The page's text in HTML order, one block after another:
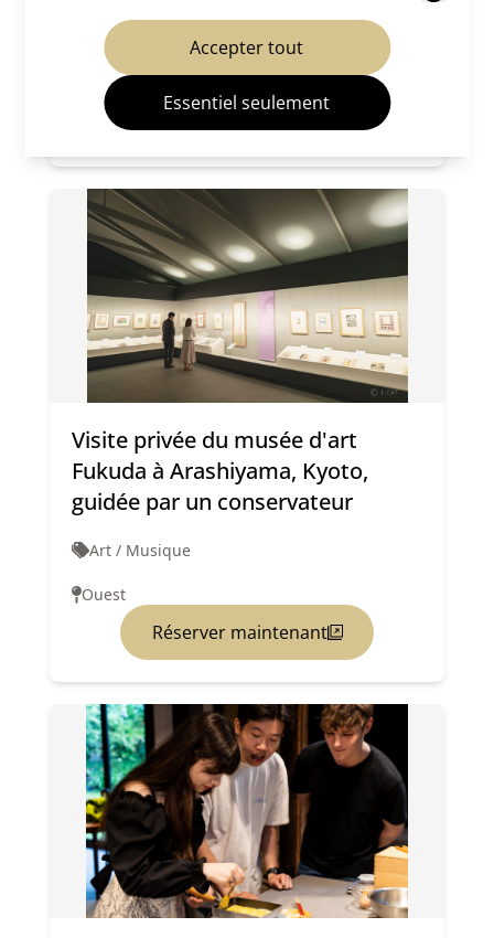
d'informations, veuillez consulter notrepolitique
de confidentialité
Accepter tout
Essentiel seulement
Centre
Ouest
Plusieurs zones de la ville de Kyoto
Réserver maintenant
Visite privée du musée d'art
Fukuda à Arashiyama, Kyoto,
guidée par un conservateur
Art / Musique
Ouest
Réserver maintenant